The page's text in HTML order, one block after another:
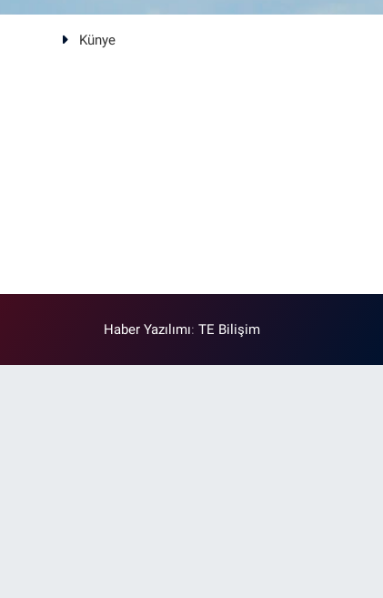
Künye
Haber Yazılımı:TE Bilişim